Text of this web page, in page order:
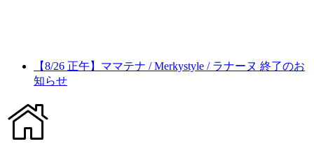
【8/26 正午】ママテナ / Merkystyle / ラナーヌ 終了のお
知らせ